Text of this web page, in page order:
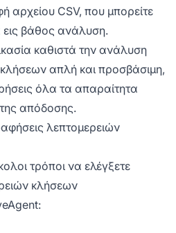
αρχείου CSV, που μπορείτε
εις βάθος ανάλυση.
καθιστά την ανάλυση
απλή και προσβάσιμη,
όλα τα απαραίτητα
απόδοσης.
λεπτομερειών
τρόποι να ελέγξετε
κλήσεων